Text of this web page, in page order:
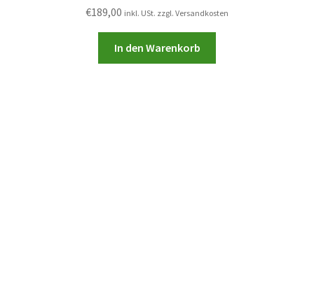
€189,00 inkl. USt. zzgl. Versandkosten
In den Warenkorb